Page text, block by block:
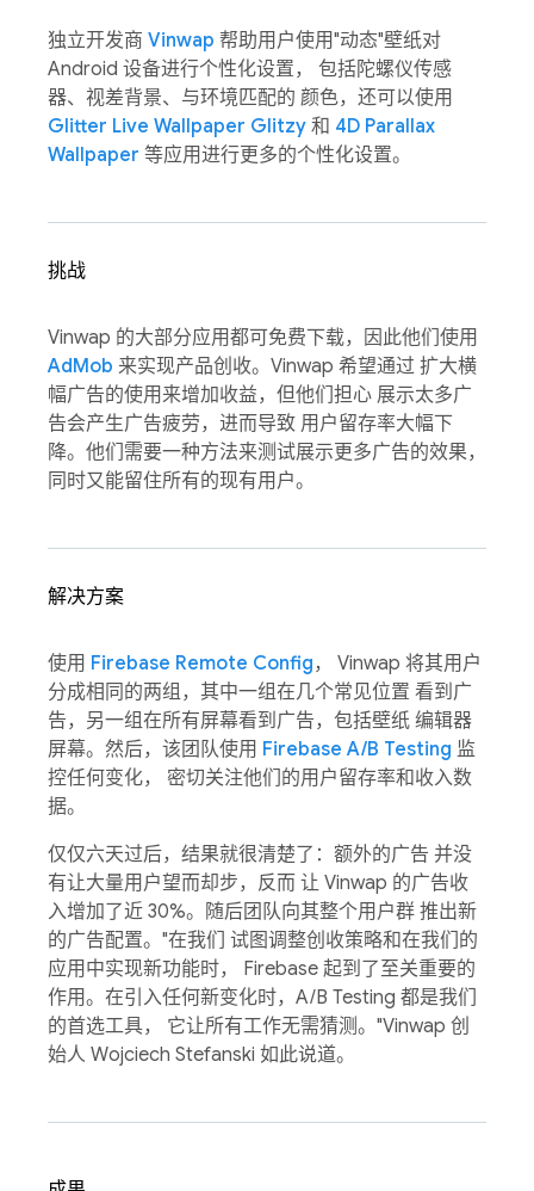
独立开发商 Vinwap 帮助用户使用"动态"壁纸对
Android 设备进行个性化设置， 包括陀螺仪传感
器、视差背景、与环境匹配的 颜色，还可以使用
Glitter Live Wallpaper Glitzy 和 4D Parallax
Wallpaper 等应用进行更多的个性化设置。
挑战
Vinwap 的大部分应用都可免费下载，因此他们使用
AdMob 来实现产品创收。Vinwap 希望通过 扩大横
幅广告的使用来增加收益，但他们担心 展示太多广
告会产生广告疲劳，进而导致 用户留存率大幅下
降。他们需要一种方法来测试展示更多广告的效果，
同时又能留住所有的现有用户。
解决方案
使用 Firebase Remote Config， Vinwap 将其用户
分成相同的两组，其中一组在几个常见位置 看到广
告，另一组在所有屏幕看到广告，包括壁纸 编辑器
屏幕。然后，该团队使用 Firebase A/B Testing 监
控任何变化， 密切关注他们的用户留存率和收入数
据。
仅仅六天过后，结果就很清楚了：额外的广告 并没
有让大量用户望而却步，反而 让 Vinwap 的广告收
入增加了近 30%。随后团队向其整个用户群 推出新
的广告配置。"在我们 试图调整创收策略和在我们的
应用中实现新功能时， Firebase 起到了至关重要的
作用。在引入任何新变化时，A/B Testing 都是我们
的首选工具， 它让所有工作无需猜测。"Vinwap 创
始人 Wojciech Stefanski 如此说道。